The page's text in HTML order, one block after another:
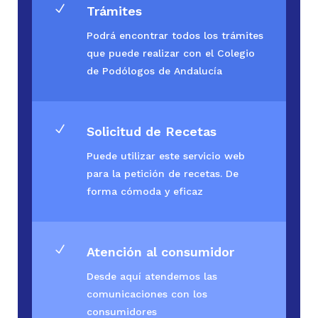
N Trámites
Podrá encontrar todos los trámites
que puede realizar con el Colegio
de Podólogos de Andalucía
N Solicitud de Recetas
Puede utilizar este servicio web
para la petición de recetas. De
forma cómoda y eficaz
N Atención al consumidor
Desde aquí atendemos las
comunicaciones con los
consumidores